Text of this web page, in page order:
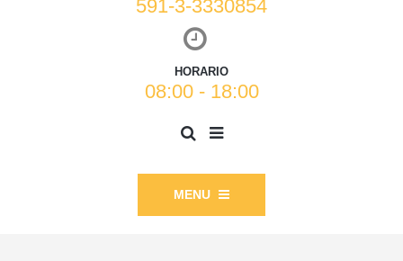
591-3-3330854
HORARIO
08:00 - 18:00
MENU